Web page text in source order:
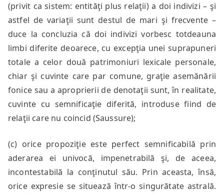
(privit ca sistem: entităţi plus relaţii) a doi indivizi – şi
astfel de variaţii sunt destul de mari şi frecvente –
duce la concluzia că doi indivizi vorbesc totdeauna
limbi diferite deoarece, cu excepţia unei suprapuneri
totale a celor două patrimoniuri lexicale personale,
chiar şi cuvinte care par comune, graţie asemănării
fonice sau a aproprierii de denotaţii sunt, în realitate,
cuvinte cu semnificaţie diferită, introduse fiind de
relaţii care nu coincid (Saussure);
(c) orice propoziţie este perfect semnificabilă prin
aderarea ei univocă, impenetrabilă şi, de aceea,
incontestabilă la conţinutul său. Prin aceasta, însă,
orice expresie se situează într-o singurătate astrală.